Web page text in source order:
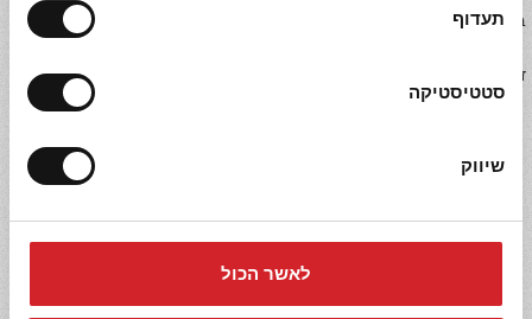
תעדוף
סטטיסטיקה
שיווק
לאשר הכול
בטכנולוגיות חדישות, על מנת להציבם ברף האיכות הגבוה ביותר בשוק
דרכנו, ומתוך תפיסה זו אנו מחויבים לפעול למען שיפור מתמיד באיכות
יותר טרי
יותר טעים